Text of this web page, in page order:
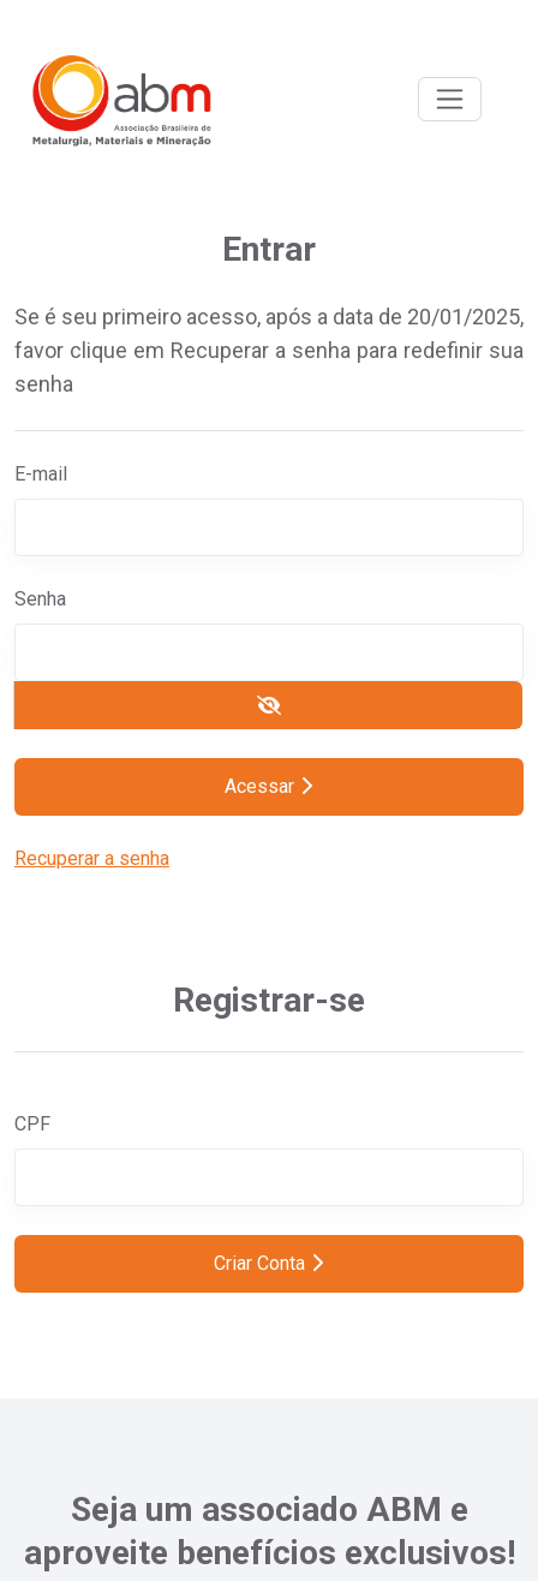
Entrar
Se é seu primeiro acesso, após a data de 20/01/2025,
favor clique em Recuperar a senha para redefinir sua
senha
E-mail
Senha
Acessar
Recuperar a senha
Registrar-se
CPF
Criar Conta
Seja um associado ABM e
aproveite benefícios exclusivos!